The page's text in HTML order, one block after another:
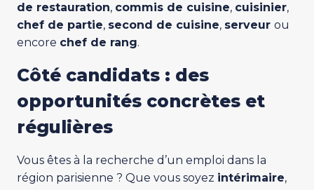
de restauration, commis de cuisine, cuisinier,
chef de partie, second de cuisine, serveur ou
encore chef de rang.
Côté candidats : des
opportunités concrètes et
régulières
Vous êtes à la recherche d’un emploi dans la
région parisienne ? Que vous soyez intérimaire,